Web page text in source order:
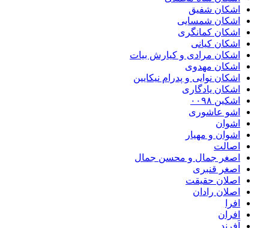
اشکان شفیق
اشکان شمسایی
اشکان‌ کمانگری
اشکان کیانی
اشکان مرادی و کیارش بیات
اشکان مهدوی
اشکان نوایی و پدرام نیکایین
اشکان یادگاری
اشکین ۰۰۹۸
اشو عاشوری
اشوان
اشوان و مهیار
اصالت
اصغر جمال و محسن جمال
اصغر قنبری
اصلان حقیقت
اصلان رادان
افرا
افران